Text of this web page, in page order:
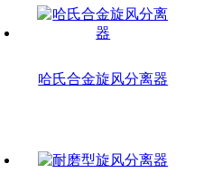
哈氏合金旋风分离器